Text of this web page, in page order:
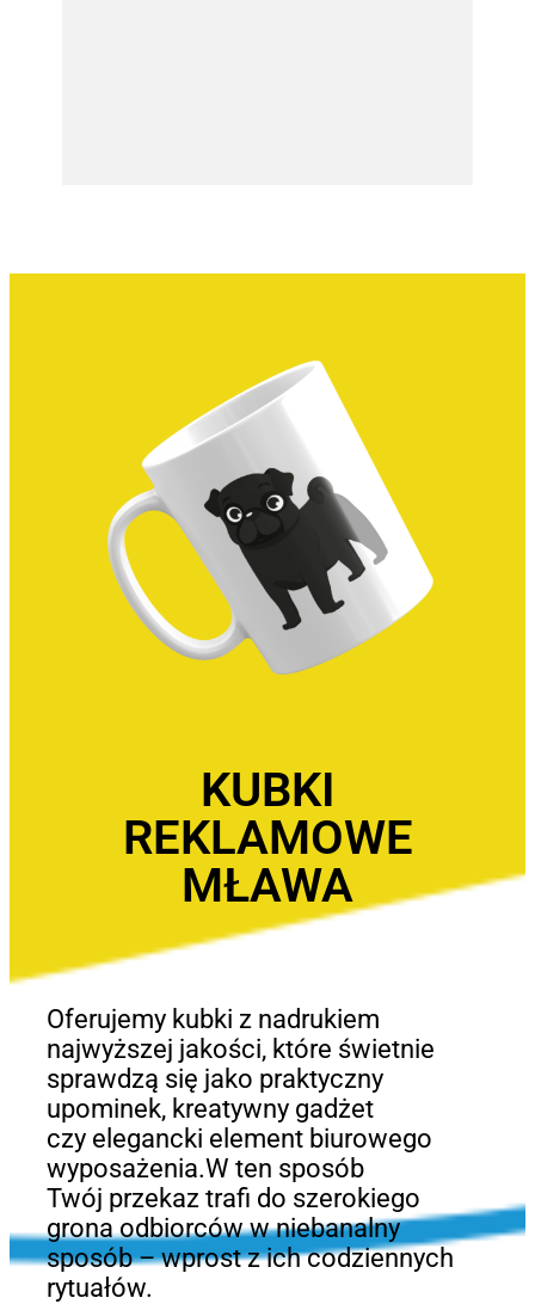
KUBKI
REKLAMOWE
MŁAWA
Oferujemy kubki z nadrukiem
najwyższej jakości, które świetnie
sprawdzą się jako praktyczny
upominek, kreatywny gadżet
czy elegancki element biurowego
wyposażenia.W ten sposób
Twój przekaz trafi do szerokiego
grona odbiorców w niebanalny
sposób – wprost z ich codziennych
rytuałów.